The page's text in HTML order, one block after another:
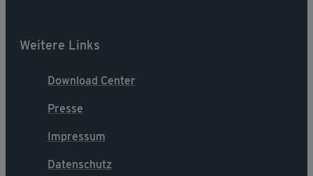
Weitere Links
Download Center
Presse
Impressum
Datenschutz